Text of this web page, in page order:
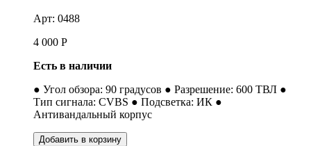
Арт: 0488
4 000 Р
Есть в наличии
● Угол обзора: 90 градусов ● Разрешение: 600 ТВЛ ●
Тип сигнала: CVBS ● Подсветка: ИК ●
Антивандальный корпус